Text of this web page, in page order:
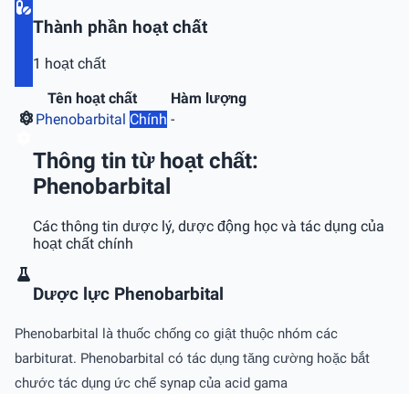
Thành phần hoạt chất
1 hoạt chất
Tên hoạt chất
Hàm lượng
Phenobarbital Chính -
Thông tin từ hoạt chất:
Phenobarbital
Các thông tin dược lý, dược động học và tác dụng của
hoạt chất chính
Dược lực Phenobarbital
Phenobarbital là thuốc chống co giật thuộc nhóm các
barbiturat. Phenobarbital có tác dụng tăng cường hoặc bắt
chước tác dụng ức chế synap của acid gama